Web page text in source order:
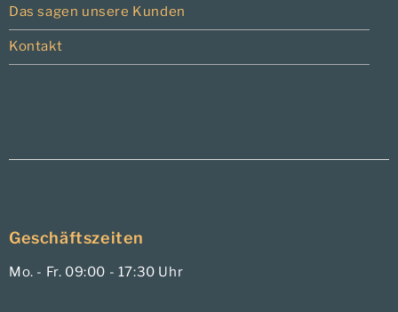
Das sagen unsere Kunden
Kontakt
Geschäftszeiten
Mo. - Fr. 09:00 - 17:30 Uhr